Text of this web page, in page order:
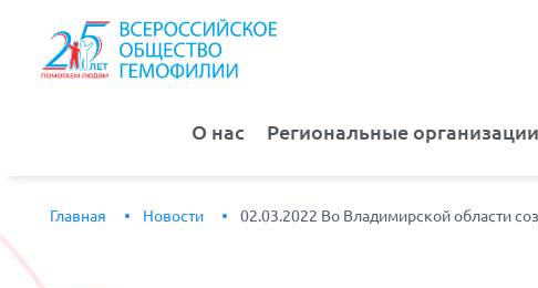
О нас Региональные организации
Главная Новости 02.03.2022 Во Владимирской области